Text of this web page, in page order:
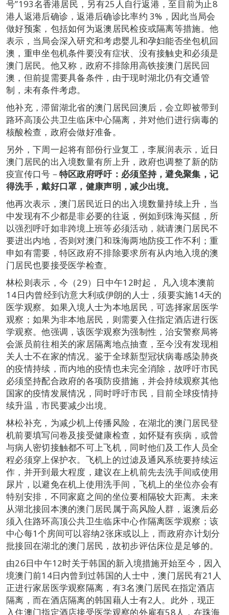
号”193名香港居民，另有25人自行返港，至目前为止8
港人返港后确诊，返港后确诊比率约 3%，因此当局会
做好预案，包括如何为返澳居民检疫或隔离等措施。他
表示，当局会深入研究和考虑婴儿和孕妇能否坐包机回
澳，重申坐包机条件要没有症状、没有接触史和必须是
澳门居民。他又称，政府不排除用高铁接澳门居民回
澳，但前提需要具备条件，由于现时湖北仍有交通管
制，未有条件考虑。
他补充，滞留湖北省的澳门居民回澳后，会立即被带到
路环高顶公共卫生临床中心隔离，并对他们进行病毒的
核酸检查，政府会做好准备。
另外，下周一起将有部份行业复工，李展润表示，近日
澳门居民的出入境数量有所上升，政府也调整了新的防
疫宣传口号－特区政府呼吁：必须坚持，避免聚集，记
得洗手，戴好口罩，健康声明，减少出境。
他再次表示，澳门居民近日的出入境数量持续上升，当
中发现有不少都是非必要的往返，例如到珠海买餸，所
以强烈呼吁如非跨境上班等必须活动，就请澳门居民不
要进出内地，否则对澳门和珠海两地防疫工作不利；重
申如有需要，特区政府不排除要求所有从内地入境的澳
门居民也要接受医学检查。
林松则表示，今（29）日中午12时起， 凡入境本澳前
14日内曾经到访意大利或伊朗的人士，须要实施14天的
医学观察。如果入境人士为本地居民，可选择家居医学
观察；如果为非本地居民，则需要入住指定酒店进行医
学观察。他强调，该医学观察为强制性，治安警察局将
会派员前往相关的家居隔离地点抽查，至今没有发现相
关人士不在家的情况。鉴于全球新型冠状病毒感染肺炎
的疫情持续，而内地的疫情也未完全消除，故呼吁市民
必须坚持配合政府的各项防疫措施，并会持续观察其他
国家的疫情发展情况，同时呼吁市民，目前全球疫情持
续升温，市民要减少出境。
林松补充，为减少机上传播风险，在湖北的澳门居民登
机前要填写问卷及接受健康检查，如怀疑有疾病，或曾
与病人密切接触都不可上飞机，同时他们及工作人员全
程必须穿上保护衣。飞机上的过滤及通风系统要持续运
作，并开到最大程度，建议在上机前先去洗手间或使用
尿片，以避免在机上使用洗手间，飞机上的坐位亦会有
特别安排，不同家庭之间的坐位要相隔较大距离。未来
从湖北接回本澳的澳门居民属于高风险人群，返澳后必
须入住路环高顶公共卫生临床中心作隔离医学观察；该
中心每1个房间可以容纳2张床或以上，而政府亦计划分
批接回在湖北的澳门居民，故初步评估床位是足够的。
由26日中午12时关于韩国的新入境措施开始至今，因入
境澳门前14日内曾到过韩国的人士中，澳门居民有21人
正进行家居医学观察隔离，有3名澳门居民在指定酒店
隔离，而在酒店隔离的韩国藉人士有2人。此外，现正
入住澳门指定酒店接受医学观察的外雇有58人，在珠海